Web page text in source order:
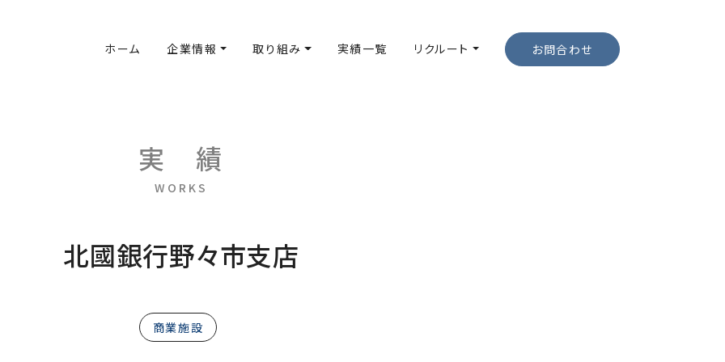
ホーム 企業情報 取り組み 実績一覧 リクルート お問合わせ
実 績
WORKS
北國銀行野々市支店
商業施設